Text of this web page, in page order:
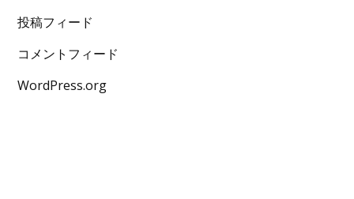
投稿フィード
コメントフィード
WordPress.org